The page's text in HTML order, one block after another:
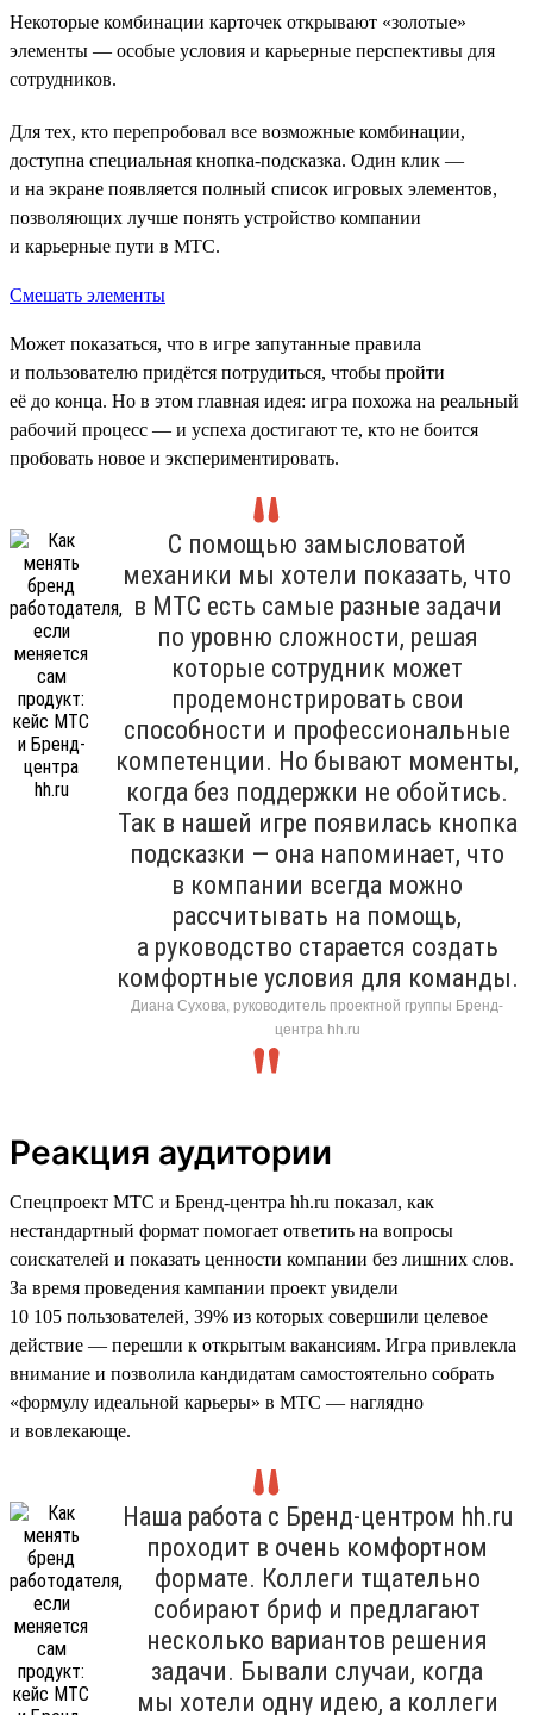
Некоторые комбинации карточек открывают «золотые»
элементы — особые условия и карьерные перспективы для
сотрудников.
Для тех, кто перепробовал все возможные комбинации,
доступна специальная кнопка-подсказка. Один клик —
и на экране появляется полный список игровых элементов,
позволяющих лучше понять устройство компании
и карьерные пути в МТС.
Смешать элементы
Может показаться, что в игре запутанные правила
и пользователю придётся потрудиться, чтобы пройти
её до конца. Но в этом главная идея: игра похожа на реальный
рабочий процесс — и успеха достигают те, кто не боится
пробовать новое и экспериментировать.
С помощью замысловатой
механики мы хотели показать, что
в МТС есть самые разные задачи
по уровню сложности, решая
которые сотрудник может
продемонстрировать свои
способности и профессиональные
компетенции. Но бывают моменты,
когда без поддержки не обойтись.
Так в нашей игре появилась кнопка
подсказки — она напоминает, что
в компании всегда можно
рассчитывать на помощь,
а руководство старается создать
комфортные условия для команды.
Диана Сухова, руководитель проектной группы Бренд-
центра hh.ru
Реакция аудитории
Спецпроект МТС и Бренд-центра hh.ru показал, как
нестандартный формат помогает ответить на вопросы
соискателей и показать ценности компании без лишних слов.
За время проведения кампании проект увидели
10 105 пользователей, 39% из которых совершили целевое
действие — перешли к открытым вакансиям. Игра привлекла
внимание и позволила кандидатам самостоятельно собрать
«формулу идеальной карьеры» в МТС — наглядно
и вовлекающе.
Наша работа с Бренд-центром hh.ru
проходит в очень комфортном
формате. Коллеги тщательно
собирают бриф и предлагают
несколько вариантов решения
задачи. Бывали случаи, когда
мы хотели одну идею, а коллеги